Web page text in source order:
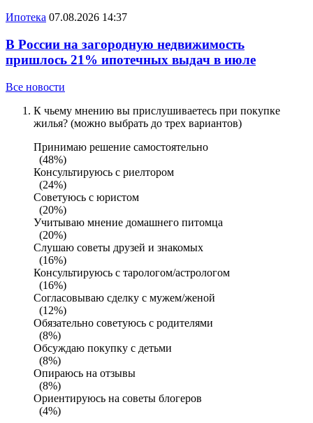
Ипотека 07.08.2026 14:37
В России на загородную недвижимость
пришлось 21% ипотечных выдач в июле
Все новости
К чьему мнению вы прислушиваетесь при покупке
жилья? (можно выбрать до трех вариантов)
Принимаю решение самостоятельно
(48%)
Консультируюсь с риелтором
(24%)
Советуюсь с юристом
(20%)
Учитываю мнение домашнего питомца
(20%)
Слушаю советы друзей и знакомых
(16%)
Консультируюсь с тарологом/астрологом
(16%)
Согласовываю сделку с мужем/женой
(12%)
Обязательно советуюсь с родителями
(8%)
Обсуждаю покупку с детьми
(8%)
Опираюсь на отзывы
(8%)
Ориентируюсь на советы блогеров
(4%)